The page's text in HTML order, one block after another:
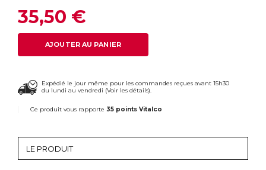
35,50 €
AJOUTER AU PANIER
Expédié le jour même pour les commandes reçues avant 15h30
du lundi au vendredi (Voir les détails).
Ce produit vous rapporte 35 points Vitalco